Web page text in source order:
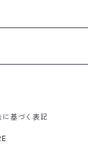
基づく表記